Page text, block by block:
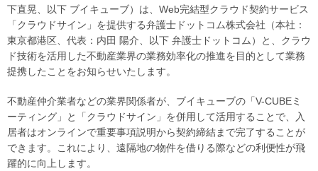
下直晃、以下 ブイキューブ）は、Web完結型クラウド契約サービス
「クラウドサイン」を提供する弁護士ドットコム株式会社（本社：
東京都港区、代表：内田 陽介、以下 弁護士ドットコム）と、クラウ
ド技術を活用した不動産業界の業務効率化の推進を目的として業務
提携したことをお知らせいたします。
不動産仲介業者などの業界関係者が、ブイキューブの「V-CUBEミ
ーティング」と「クラウドサイン」を併用して活用することで、入
居者はオンラインで重要事項説明から契約締結まで完了することが
できます。これにより、遠隔地の物件を借りる際などの利便性が飛
躍的に向上します。